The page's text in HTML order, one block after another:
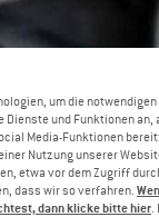
um die
und Funktionen
Media-Funktionen
Nutzung unserer
etwa vor dem Zugriff
dass wir so verfahren.
dann klicke bitte hier.